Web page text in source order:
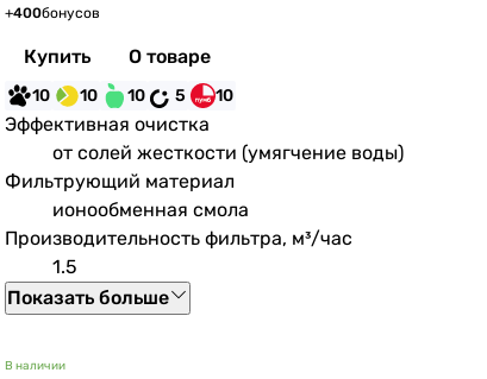
+400бонусов
Купить О товаре
10 10 10 5 10
Эффективная очистка
от солей жесткости (умягчение воды)
Фильтрующий материал
ионообменная смола
Производительность фильтра, м³/час
1.5
Показать больше
В наличии